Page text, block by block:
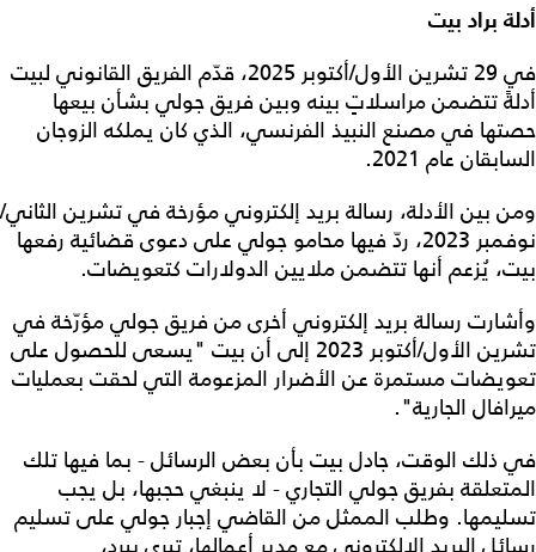
أدلة براد بيت
في 29 تشرين الأول/أكتوبر 2025، قدّم الفريق القانوني لبيت
أدلةً تتضمن مراسلاتٍ بينه وبين فريق جولي بشأن بيعها
حصتها في مصنع النبيذ الفرنسي، الذي كان يملكه الزوجان
السابقان عام 2021.
ومن بين الأدلة، رسالة بريد إلكتروني مؤرخة في تشرين الثاني/
نوفمبر 2023، ردّ فيها محامو جولي على دعوى قضائية رفعها
بيت، يُزعم أنها تتضمن ملايين الدولارات كتعويضات.
وأشارت رسالة بريد إلكتروني أخرى من فريق جولي مؤرّخة في
تشرين الأول/أكتوبر 2023 إلى أن بيت "يسعى للحصول على
تعويضات مستمرة عن الأضرار المزعومة التي لحقت بعمليات
ميرافال الجارية".
في ذلك الوقت، جادل بيت بأن بعض الرسائل - بما فيها تلك
المتعلقة بفريق جولي التجاري - لا ينبغي حجبها، بل يجب
تسليمها. وطلب الممثل من القاضي إجبار جولي على تسليم